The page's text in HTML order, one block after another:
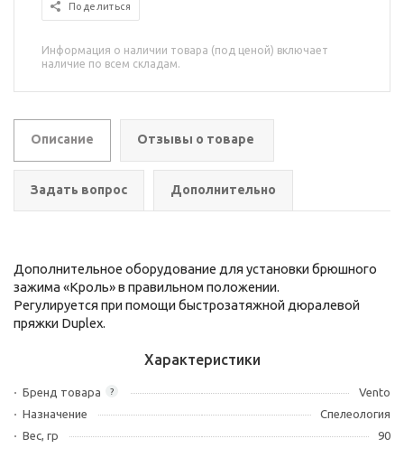
Поделиться
Информация о наличии товара (под ценой) включает
наличие по всем складам.
Описание Отзывы о товаре
Задать вопрос Дополнительно
Дополнительное оборудование для установки брюшного
зажима «Кроль» в правильном положении.
Регулируется при помощи быстрозатяжной дюралевой
пряжки Duplex.
Характеристики
?
Бренд товара
Vento
Назначение
Спелеология
Вес, гр
90